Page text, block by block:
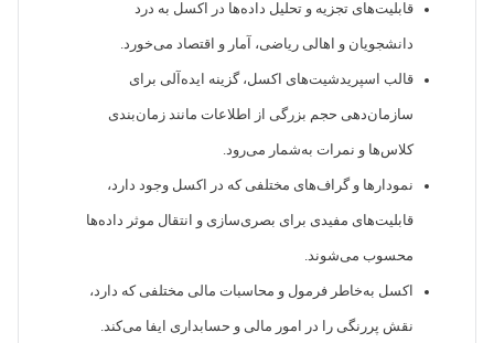
قابلیت‌های تجزیه و تحلیل داده‌ها در اکسل به درد
دانشجویان و اهالی ریاضی، آمار و اقتصاد می‌خورد.
قالب اسپریدشیت‌های اکسل، گزینه ایده‌آلی برای
سازمان‌دهی حجم‌ بزرگی از اطلاعات مانند زمان‌بندی
کلاس‌ها و نمرات به‌شمار می‌رود.
نمودارها و گراف‌های مختلفی که در اکسل وجود دارد،
قابلیت‌های مفیدی برای بصری‌سازی و انتقال موثر داده‌ها
محسوب می‌شوند.
اکسل به‌خاطر فرمول و محاسبات مالی مختلفی که دارد،
نقش پررنگی را در امور مالی و حسابداری ایفا می‌کند.